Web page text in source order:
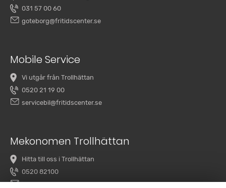
031 57 00 60
goteborg@fritidscenter.se
Mobile Service
Vi utgår från Trollhättan
0520 21 19 00
servicebil@fritidscenter.se
Mekonomen Trollhättan
Hitta till oss i Trollhättan
0520 82100
overby@mekonomenbilverkstad.se